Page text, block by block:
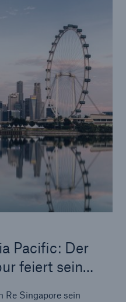
Pacific: Der
feiert sein
Re Singapore sein